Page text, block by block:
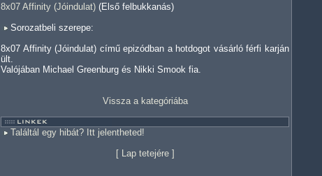
8x07 Affinity (Jóindulat) (Első felbukkanás)
Sorozatbeli szerepe:
8x07 Affinity (Jóindulat) című epizódban a hotdogot vásárló férfi karján
ült.
Valójában Michael Greenburg és Nikki Smook fia.
Vissza a kategóriába
Találtál egy hibát? Itt jelentheted!
[ Lap tetejére]